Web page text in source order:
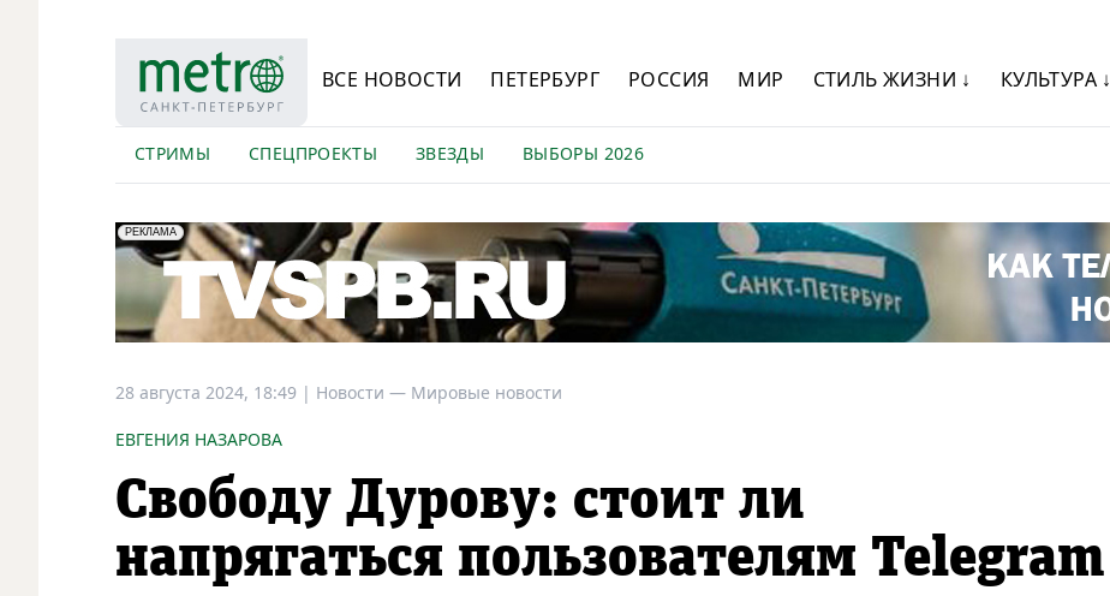
ВСЕ НОВОСТИ ПЕТЕРБУРГ РОССИЯ МИР СТИЛЬ ЖИЗНИ ↓ КУЛЬТУРА ↓
СТРИМЫ СПЕЦПРОЕКТЫ ЗВЕЗДЫ ВЫБОРЫ 2026
erid: LdtCK5Efv
РЕКЛАМА
АО "ГАТР", ИНН: 7841320717
28 августа 2024, 18:49 | Новости — Мировые новости
ЕВГЕНИЯ НАЗАРОВА
Свободу Дурову: стоит ли
напрягаться пользователям Telegram